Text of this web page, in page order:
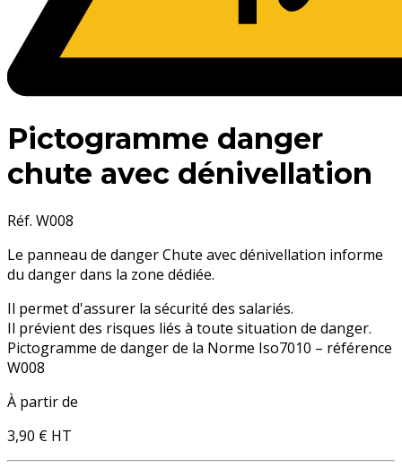
Pictogramme danger
chute avec dénivellation
Réf. W008
Le panneau de danger Chute avec dénivellation informe
du danger dans la zone dédiée.
Il permet d'assurer la sécurité des salariés.
Il prévient des risques liés à toute situation de danger.
Pictogramme de danger de la Norme Iso7010 – référence
W008
À partir de
3,90 € HT